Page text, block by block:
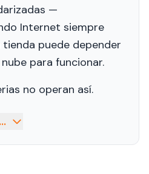
—
Internet siempre
puede depender
para funcionar.
no operan así.